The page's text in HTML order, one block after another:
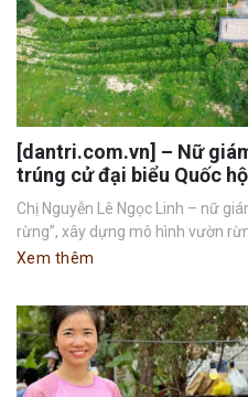
[dantri.com.vn] – Nữ
trúng cử đại biểu Quốc
Chị Nguyễn Lê Ngọc Linh – nữ
rừng”, xây dựng mô hình vườn
Xem thêm